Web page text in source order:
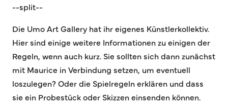
--split--
Die Umo Art Gallery hat ihr eigenes Künstlerkollektiv.
Hier sind einige weitere Informationen zu einigen der
Regeln, wenn auch kurz. Sie sollten sich dann zunächst
mit Maurice in Verbindung setzen, um eventuell
loszulegen? Oder die Spielregeln erklären und dass
sie ein Probestück oder Skizzen einsenden können.